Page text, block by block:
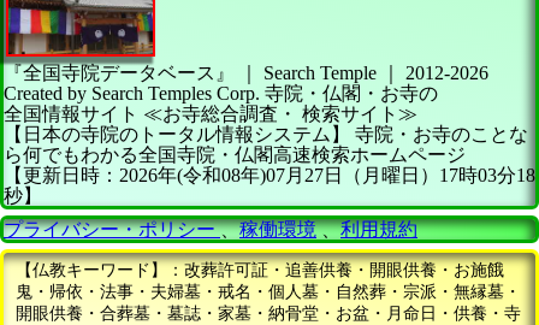
『全国寺院データベース』 ｜ Search Temple
2012-2026
Created by Search Temples Corp. 寺院・仏閣・お寺の
全国情報サイト ≪お寺総合調査・ 検索サイト≫
【日本の寺院のトータル情報システム】
寺院・お寺のことな
ら何でもわかる全国寺院・仏閣高速検索ホームページ
【更新日時：2026年(令和08年)07月27日（月曜日）17時03分18
秒】
プライバシー・ポリシー、稼働環境、利用規約
【仏教キーワード】：改葬許可証・追善供養・開眼供養・お施餓
鬼・帰依・法事・夫婦墓・戒名・個人墓・自然葬・宗派・無縁墓・
開眼供養・合葬墓・墓誌・家墓・納骨堂・お盆・月命日・供養・寺